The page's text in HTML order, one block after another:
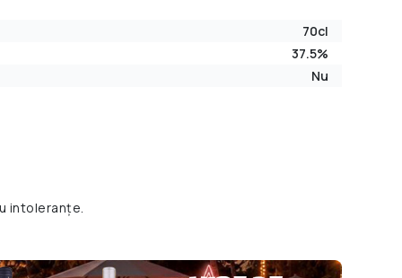
70cl
37.5%
Nu
intoleranțe.